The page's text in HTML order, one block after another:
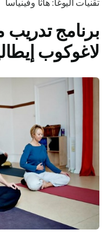
تقنيات اليوغا: هاثا وفينياسا
برنامج تدريب
لاغوكوب